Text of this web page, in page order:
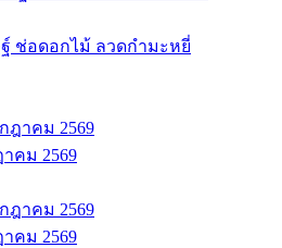
ช่อดอกไม้ ลวดกำมะหยี่
คม 2569
คม 2569